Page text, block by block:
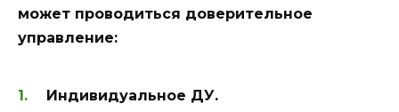
может проводиться доверительное
управление:
Индивидуальное ДУ.